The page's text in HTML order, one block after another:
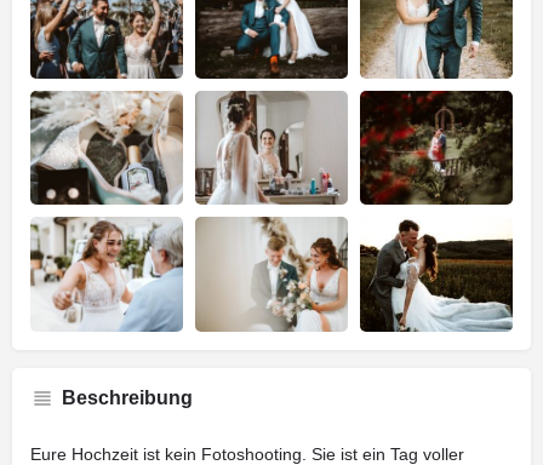
Beschreibung
Eure Hochzeit ist kein Fotoshooting. Sie ist ein Tag voller